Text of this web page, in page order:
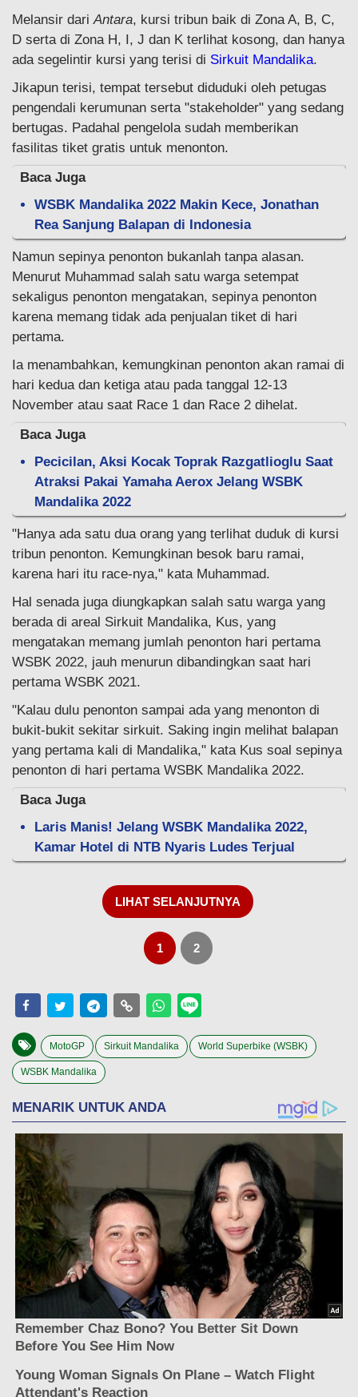
Melansir dari Antara, kursi tribun baik di Zona A, B, C,
D serta di Zona H, I, J dan K terlihat kosong, dan hanya
ada segelintir kursi yang terisi di Sirkuit Mandalika.
Jikapun terisi, tempat tersebut diduduki oleh petugas
pengendali kerumunan serta "stakeholder" yang sedang
bertugas. Padahal pengelola sudah memberikan
fasilitas tiket gratis untuk menonton.
Baca Juga
WSBK Mandalika 2022 Makin Kece, Jonathan
Rea Sanjung Balapan di Indonesia
Namun sepinya penonton bukanlah tanpa alasan.
Menurut Muhammad salah satu warga setempat
sekaligus penonton mengatakan, sepinya penonton
karena memang tidak ada penjualan tiket di hari
pertama.
Ia menambahkan, kemungkinan penonton akan ramai di
hari kedua dan ketiga atau pada tanggal 12-13
November atau saat Race 1 dan Race 2 dihelat.
Baca Juga
Pecicilan, Aksi Kocak Toprak Razgatlioglu Saat
Atraksi Pakai Yamaha Aerox Jelang WSBK
Mandalika 2022
"Hanya ada satu dua orang yang terlihat duduk di kursi
tribun penonton. Kemungkinan besok baru ramai,
karena hari itu race-nya," kata Muhammad.
Hal senada juga diungkapkan salah satu warga yang
berada di areal Sirkuit Mandalika, Kus, yang
mengatakan memang jumlah penonton hari pertama
WSBK 2022, jauh menurun dibandingkan saat hari
pertama WSBK 2021.
"Kalau dulu penonton sampai ada yang menonton di
bukit-bukit sekitar sirkuit. Saking ingin melihat balapan
yang pertama kali di Mandalika," kata Kus soal sepinya
penonton di hari pertama WSBK Mandalika 2022.
Baca Juga
Laris Manis! Jelang WSBK Mandalika 2022,
Kamar Hotel di NTB Nyaris Ludes Terjual
LIHAT SELANJUTNYA
1 2
MotoGP Sirkuit Mandalika World Superbike (WSBK)
WSBK Mandalika